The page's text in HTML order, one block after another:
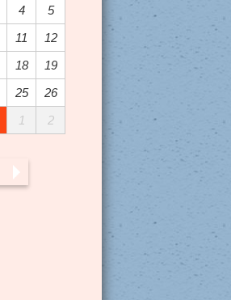
4
5
11
12
18
19
25
26
1 2